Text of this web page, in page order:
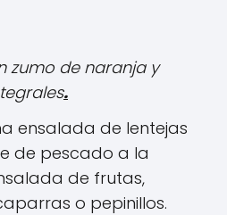
zumo de naranja y
.
ensalada de lentejas
de pescado a la
de frutas,
o pepinillos.